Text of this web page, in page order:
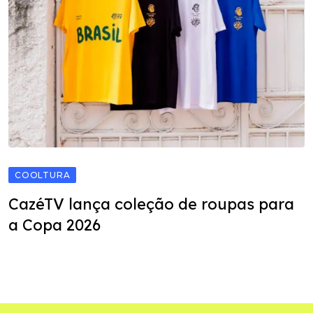
COOLTURA
CazéTV lança coleção de roupas para
a Copa 2026